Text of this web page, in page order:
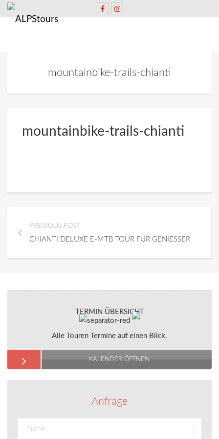
mountainbike-trails-chianti
mountainbike-trails-chianti
PREVIOUS POST
CHIANTI DELUXE E-MTB TOUR FÜR GENIESSER
TERMIN ÜBERSICHT
Alle Touren Termine auf einen Blick.
KALENDER ÖFFNEN
Anfrage